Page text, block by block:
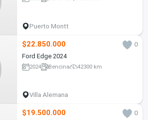
Puerto Montt
$22.850.000
0
Ford Edge 2024
2024 Bencina 42300 km
Villa Alemana
$19.500.000
0